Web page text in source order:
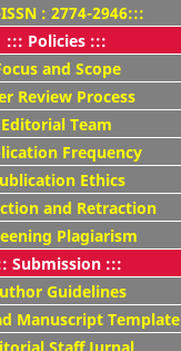
: 2774-2946:::
::: Policies :::
and Scope
Review Process
Editorial Team
Frequency
Ethics
and Retraction
Plagiarism
Submission :::
Guidelines
Manuscript Template